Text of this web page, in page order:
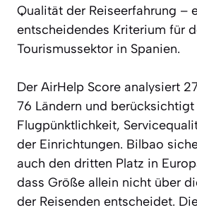
Qualität der Reiseerfahrung –
entscheidendes Kriterium für
Tourismussektor in Spanien.
Der AirHelp Score analysiert
76 Ländern und
Flugpünktlichkeit,
der Einrichtungen. Bilbao
auch den dritten Platz in
dass Größe allein nicht über
der Reisenden entscheidet.